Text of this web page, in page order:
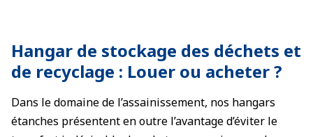
Hangar de stockage des déchets et
de recyclage : Louer ou acheter ?
Dans le domaine de l’assainissement, nos hangars
étanches présentent en outre l’avantage d’éviter le